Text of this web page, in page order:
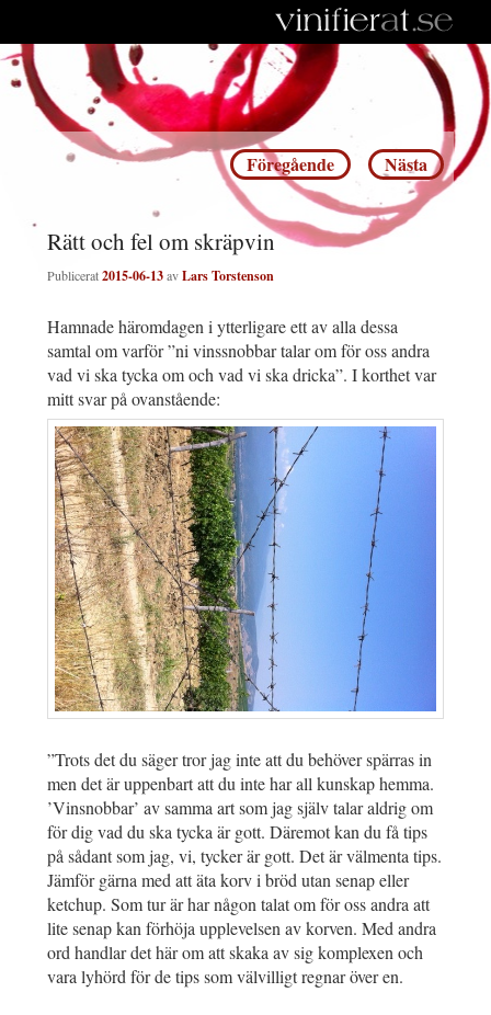
Inläggsnavigering
Föregående Nästa
Rätt och fel om skräpvin
Publicerat2015-06-13avLars Torstenson
Hamnade häromdagen i ytterligare ett av alla dessa
samtal om varför ”ni vinssnobbar talar om för oss andra
vad vi ska tycka om och vad vi ska dricka”. I korthet var
mitt svar på ovanstående:
”Trots det du säger tror jag inte att du behöver spärras in
men det är uppenbart att du inte har all kunskap hemma.
’Vinsnobbar’ av samma art som jag själv talar aldrig om
för dig vad du ska tycka är gott. Däremot kan du få tips
på sådant som jag, vi, tycker är gott. Det är välmenta tips.
Jämför gärna med att äta korv i bröd utan senap eller
ketchup. Som tur är har någon talat om för oss andra att
lite senap kan förhöja upplevelsen av korven. Med andra
ord handlar det här om att skaka av sig komplexen och
vara lyhörd för de tips som välvilligt regnar över en.